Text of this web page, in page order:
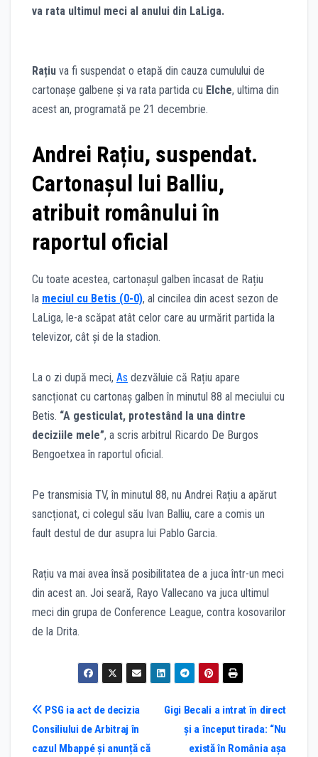
va rata ultimul meci al anului din LaLiga.
Rațiu va fi suspendat o etapă din cauza cumulului de
cartonașe galbene și va rata partida cu Elche, ultima din
acest an, programată pe 21 decembrie.
Andrei Rațiu, suspendat.
Cartonașul lui Balliu,
atribuit românului în
raportul oficial
Cu toate acestea, cartonașul galben încasat de Rațiu
la meciul cu Betis (0-0), al cincilea din acest sezon de
LaLiga, le-a scăpat atât celor care au urmărit partida la
televizor, cât și de la stadion.
La o zi după meci, As dezvăluie că Rațiu apare
sancționat cu cartonaș galben în minutul 88 al meciului cu
Betis. “A gesticulat, protestând la una dintre
deciziile mele”, a scris arbitrul Ricardo De Burgos
Bengoetxea în raportul oficial.
Pe transmisia TV, în minutul 88, nu Andrei Rațiu a apărut
sancționat, ci colegul său Ivan Balliu, care a comis un
fault destul de dur asupra lui Pablo Garcia.
Rațiu va mai avea însă posibilitatea de a juca într-un meci
din acest an. Joi seară, Rayo Vallecano va juca ultimul
meci din grupa de Conference League, contra kosovarilor
de la Drita.
Post
navigation
Gigi Becali a intrat în direct
și a început tirada: “Nu
există în România așa
PSG ia act de decizia
Consiliului de Arbitraj în
cazul Mbappé și anunță că